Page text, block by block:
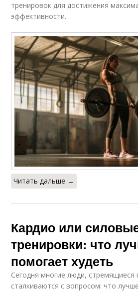
тренировок для достижения
эффективности.
Читать дальше →
Кардио или
тренировки: что
помогает худеть
Сегодня многие люди, стремящиеся
сталкиваются с вопросом: что